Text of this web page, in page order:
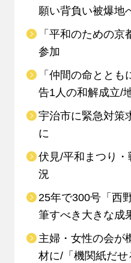
願い背負い被爆地
「平和のための
参加
「仲間の命とと
告1人の和解成立/
宇治市に緊急対策
に
伏見/平和まつり
況
25年で300号「西
筆すべき大きな成
主婦・女性の会が
材に/「機関紙だせ